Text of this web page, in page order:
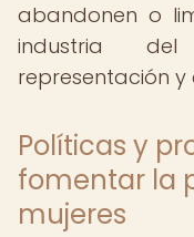
abandonen o
industria
representación
Políticas y
fomentar la
mujeres